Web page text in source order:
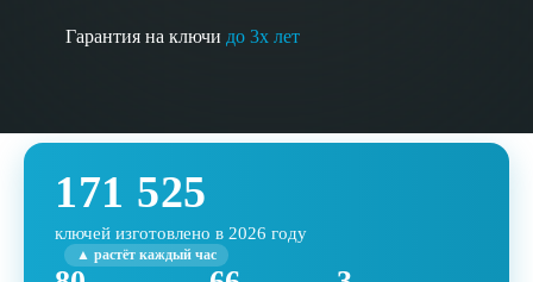
Гарантия на ключи до 3х лет
171 525
ключей изготовлено в 2026 году
▲ растёт каждый час